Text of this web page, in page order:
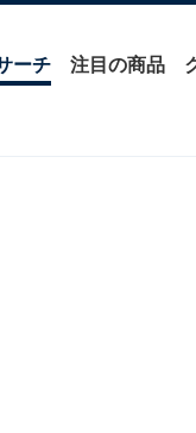
ーチ 注目の商品